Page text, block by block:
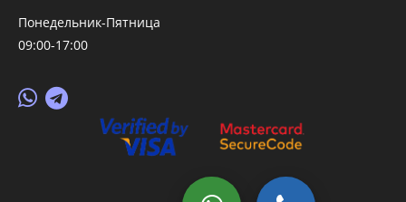
Понедельник-Пятница
09:00-17:00